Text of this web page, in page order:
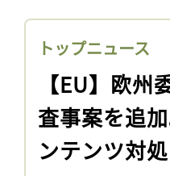
トップニュース
【EU】欧
査事案を追
ンテンツ対処